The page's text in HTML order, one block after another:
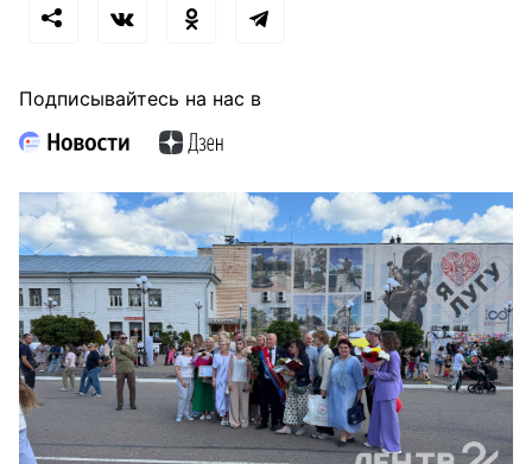
Подписывайтесь на нас в